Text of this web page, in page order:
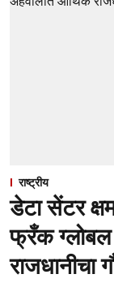
राष्ट्रीय
डेटा सेंटर
फ्रँक ग्लोबल
राजधानीचा